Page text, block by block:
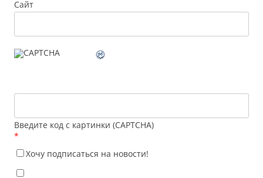
Сайт
Введите код с картинки (CAPTCHA)
*
Хочу подписаться на новости!